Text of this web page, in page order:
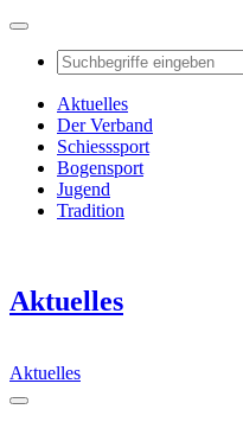
Aktuelles
Der Verband
Schiesssport
Bogensport
Jugend
Tradition
Aktuelles
Aktuelles